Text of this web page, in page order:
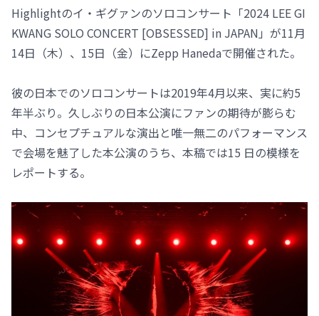
Highlightのイ・ギグァンのソロコンサート「2024 LEE GI
KWANG SOLO CONCERT [OBSESSED] in JAPAN」が11月
14日（木）、15日（金）にZepp Hanedaで開催された。
彼の日本でのソロコンサートは2019年4月以来、実に約5
年半ぶり。久しぶりの日本公演にファンの期待が膨らむ
中、コンセプチュアルな演出と唯一無二のパフォーマンス
で会場を魅了した本公演のうち、本稿では15 日の模様を
レポートする。